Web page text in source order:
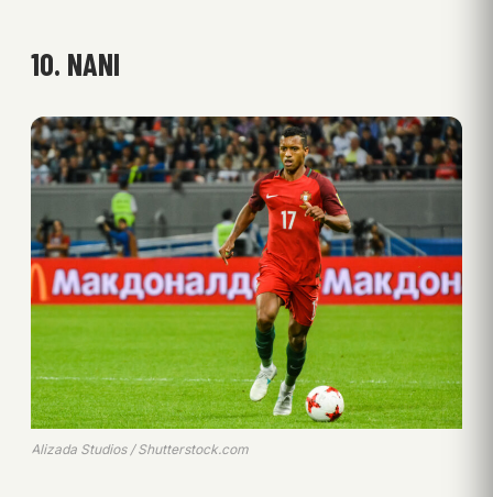
10. NANI
Alizada Studios / Shutterstock.com